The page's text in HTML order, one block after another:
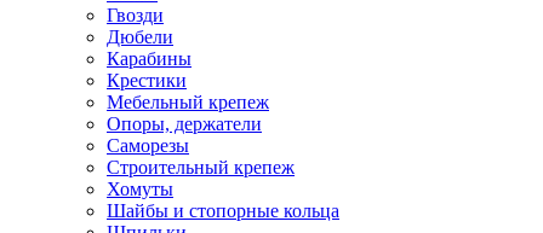
Гвозди
Дюбели
Карабины
Крестики
Мебельный крепеж
Опоры, держатели
Саморезы
Строительный крепеж
Хомуты
Шайбы и стопорные кольца